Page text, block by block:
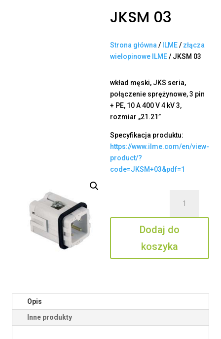
JKSM 03
Strona główna / ILME/ złącza
wielopinowe ILME/ JKSM 03
wkład męski, JKS seria,
połączenie sprężynowe, 3 pin
+ PE, 10 A 400 V 4 kV 3,
rozmiar „21.21”
Specyfikacja produktu:
https://www.ilme.com/en/view-
product/?
code=JKSM+03&pdf=1
JKSM
03
Dodaj do
koszyka
Opis
Inne produkty